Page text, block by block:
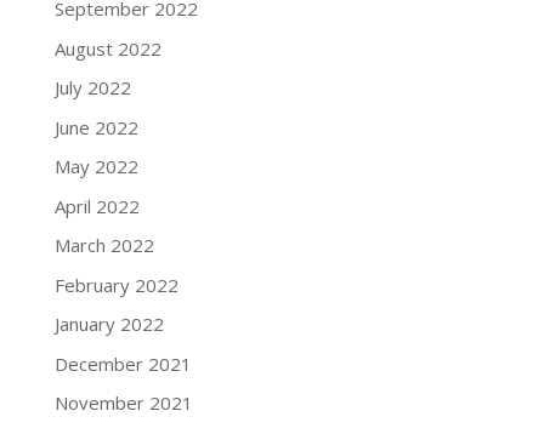
September 2022
August 2022
July 2022
June 2022
May 2022
April 2022
March 2022
February 2022
January 2022
December 2021
November 2021